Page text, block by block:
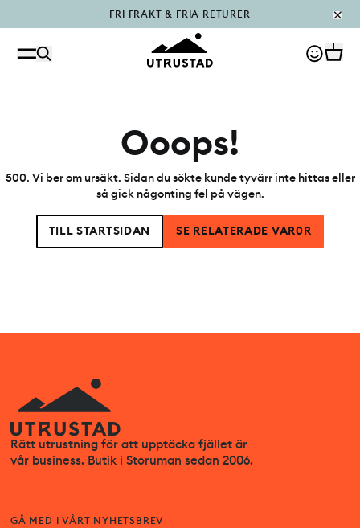
FRI FRAKT & FRIA RETURER
PÅFYLLT I OUTLET
Ooops!
500. Vi ber om ursäkt. Sidan du sökte kunde tyvärr inte hittas eller
så gick någonting fel på vägen.
TILL STARTSIDAN SE RELATERADE VAR0R
Rätt utrustning för att upptäcka fjället är
vår business. Butik i Storuman sedan 2006.
GÅ MED I VÅRT NYHETSBREV